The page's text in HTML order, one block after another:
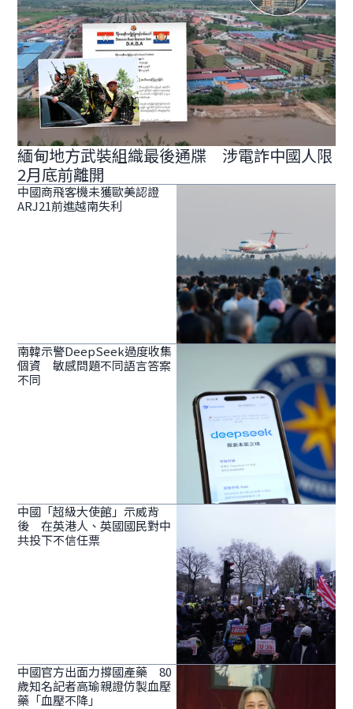
緬甸地方武裝組織最後通牒 涉電詐中國人限
2月底前離開
中國商飛客機未獲歐美認證
ARJ21前進越南失利
南韓示警DeepSeek過度收集
個資 敏感問題不同語言答案
不同
中國「超級大使館」示威背
後 在英港人、英國國民對中
共投下不信任票
中國官方出面力撐國產藥 80
歲知名記者高瑜親證仿製血壓
藥「血壓不降」